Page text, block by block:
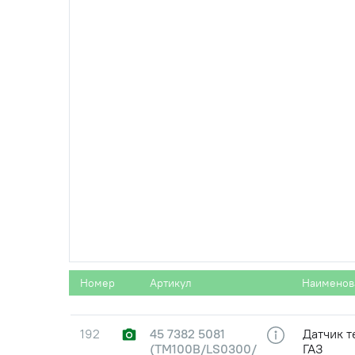
Номер Артикул
Шайба
Болт
179 853936 Скоба
192
45 7382 5081
(ТМ100В/LS0300/
Датчик
ГАЗ